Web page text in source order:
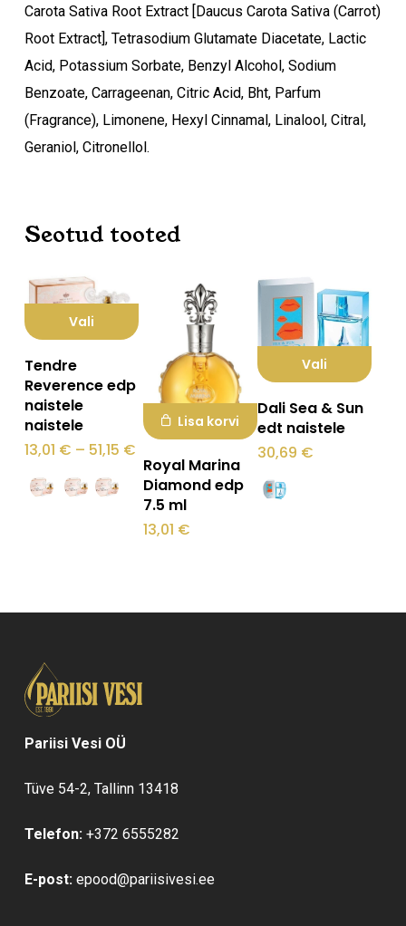
Carota Sativa Root Extract [Daucus Carota Sativa (Carrot)
Root Extract], Tetrasodium Glutamate Diacetate, Lactic
Acid, Potassium Sorbate, Benzyl Alcohol, Sodium
Benzoate, Carrageenan, Citric Acid, Bht, Parfum
(Fragrance), Limonene, Hexyl Cinnamal, Linalool, Citral,
Geraniol, Citronellol.
Seotud tooted
Vali
tootel
on
mitu
varianti.
Valikuid
Tendre
Reverence edp
naistele
naistele
13,01 € – 51,15 €Hinnavahemik:
13,01 €
kuni
51,15 €
Lisa korvi
Royal Marina
Diamond edp
7.5 ml
13,01 €
Vali
tootel
on
mitu
varianti.
tootelehel.
Dali Sea & Sun
edt naistele
30,69 €
Pariisi Vesi OÜ
Tüve 54-2, Tallinn 13418
Telefon: +372 6555282
E-post: epood@pariisivesi.ee